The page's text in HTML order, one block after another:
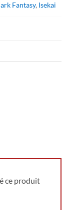
Fantasy, Isekai
ce produit